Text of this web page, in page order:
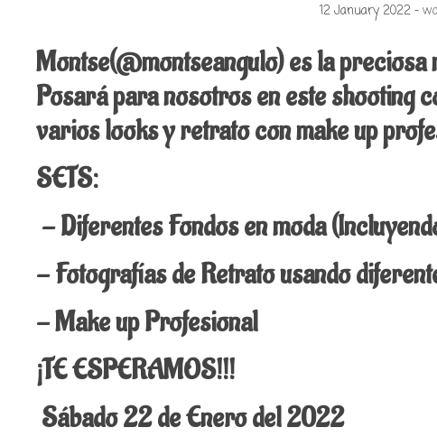
12 January 2022 -
Montse(@montseangulo) es la
Posará para nosotros en este shooting
varios looks y retrato con make up
SETS:
- Diferentes Fondos en moda
- Fotografías de Retrato usando
- Make up Profesional
¡TE ESPERAMOS!!!
Sábado 22 de Enero del 2022